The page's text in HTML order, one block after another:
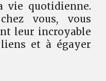
vie quotidienne.
vous, vous
leur incroyable
et à égayer